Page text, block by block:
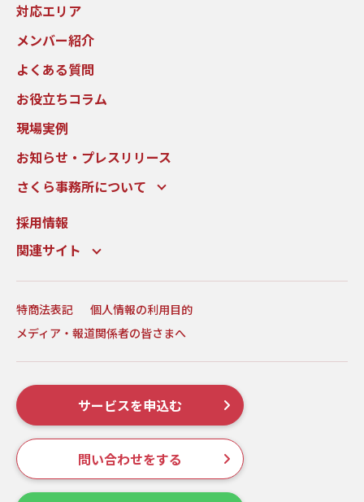
対応エリア
メンバー紹介
よくある質問
お役立ちコラム
現場実例
お知らせ・プレスリリース
さくら事務所について
採用情報
関連サイト
特商法表記
個人情報の利用目的
メディア・報道関係者の皆さまへ
サービスを申込む
問い合わせをする